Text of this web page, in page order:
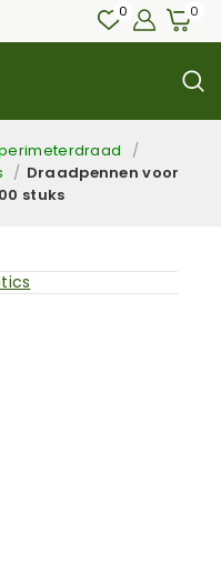
0 0
/
/ Draadpennen voor
stuks